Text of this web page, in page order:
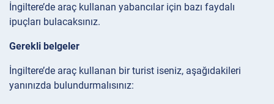
İngiltere’de araç kullanan yabancılar için bazı faydalı
ipuçları bulacaksınız.
Gerekli belgeler
İngiltere’de araç kullanan bir turist iseniz, aşağıdakileri
yanınızda bulundurmalısınız: